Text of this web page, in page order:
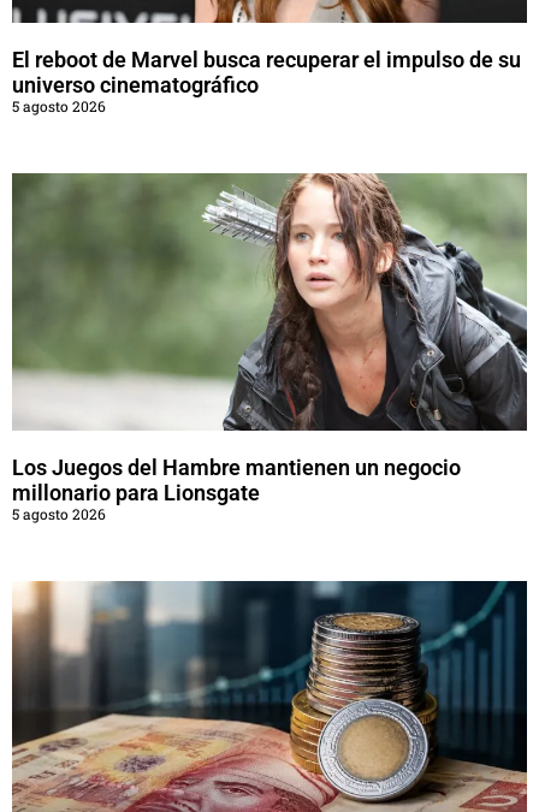
El reboot de Marvel busca recuperar el impulso de su
universo cinematográfico
5 agosto 2026
Los Juegos del Hambre mantienen un negocio
millonario para Lionsgate
5 agosto 2026